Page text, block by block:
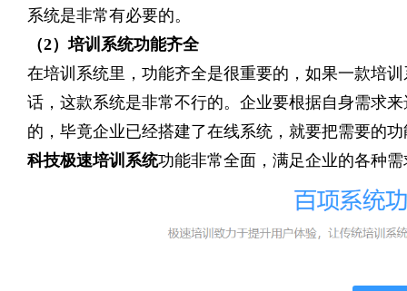
系统是非常有必要的。
（2）培训系统功能齐全
在培训系统里，功能齐全是很重要的，如果一款培
话，这款系统是非常不行的。企业要根据自身需求
的，毕竟企业已经搭建了在线系统，就要把需要的
科技极速培训系统功能非常全面，满足企业的各种需